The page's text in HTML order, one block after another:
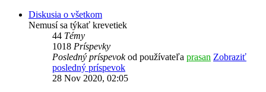
Diskusia o všetkom
Nemusí sa týkať krevetiek
44 Témy
1018 Príspevky
Posledný príspevokod používateľa prasan Zobraziť
posledný príspevok
28 Nov 2020, 02:05